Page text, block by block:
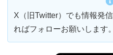
X（旧Twitter）でも情報発
ればフォローお願いします。